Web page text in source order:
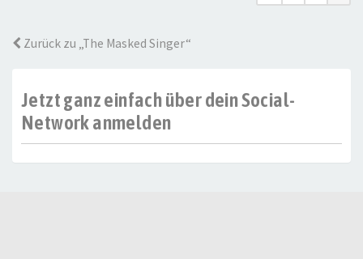
Zurück zu „The Masked Singer“
Jetzt ganz einfach über dein Social-
Network anmelden